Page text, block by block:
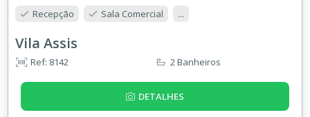
Recepção Sala Comercial ...
Vila Assis
Ref: 8142 2 Banheiros
DETALHES